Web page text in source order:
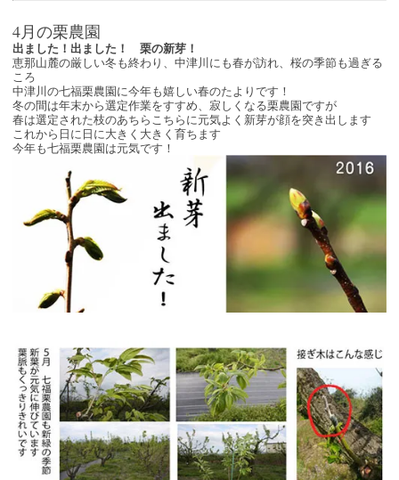
4月の栗農園
出ました！出ました！ 栗の新芽！
恵那山麓の厳しい冬も終わり、中津川にも春が訪れ、桜の季節も過ぎる
ころ
中津川の七福栗農園に今年も嬉しい春のたよりです！
冬の間は年末から選定作業をすすめ、寂しくなる栗農園ですが
春は選定された枝のあちらこちらに元気よく新芽が顔を突き出します
これから日に日に大きく大きく育ちます
今年も七福栗農園は元気です！